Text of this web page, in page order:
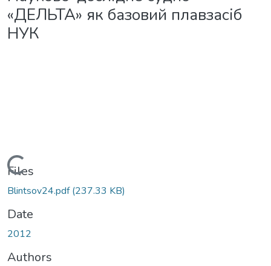
«ДЕЛЬТА» як базовий плавзасіб
НУК
Loading...
Files
Blintsov24.pdf(237.33 KB)
Date
2012
Authors